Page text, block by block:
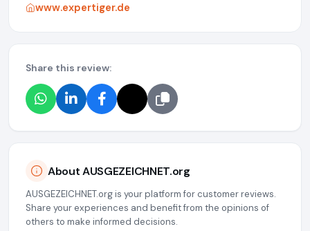
www.expertiger.de
Share this review:
About AUSGEZEICHNET.org
AUSGEZEICHNET.org is your platform for customer reviews.
Share your experiences and benefit from the opinions of
others to make informed decisions.